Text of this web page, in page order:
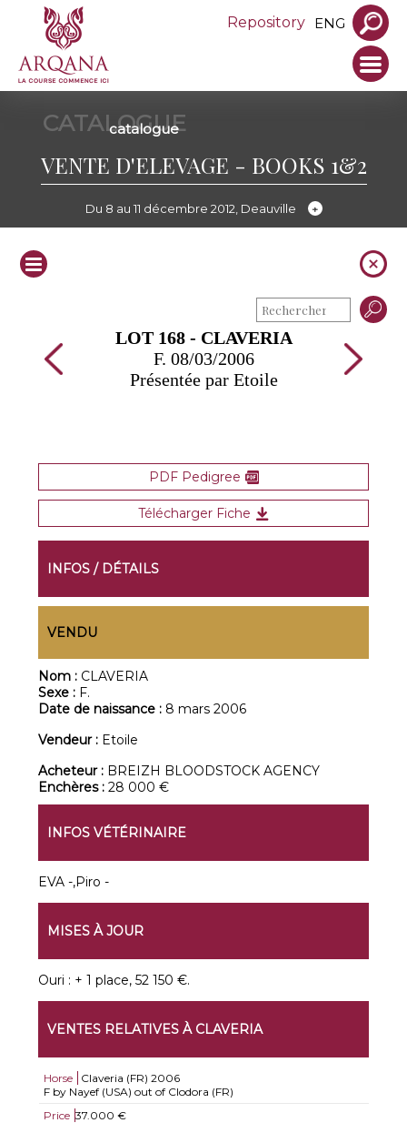
Repository ENG
CATALOGUE
catalogue
VENTE D'ELEVAGE - BOOKS 1&2
Du 8 au 11 décembre 2012, Deauville
LOT 168 - CLAVERIA
F. 08/03/2006
Présentée par Etoile
PDF Pedigree
Télécharger Fiche
INFOS / DÉTAILS
VENDU
Nom : CLAVERIA
Sexe : F.
Date de naissance : 8 mars 2006
Vendeur : Etoile
Acheteur : BREIZH BLOODSTOCK AGENCY
Enchères :28 000 €
INFOS VÉTÉRINAIRE
EVA -,Piro -
MISES À JOUR
Ouri : + 1 place, 52 150 €.
VENTES RELATIVES À CLAVERIA
Horse Claveria (FR) 2006
F by Nayef (USA) out of Clodora (FR)
Price 37.000 €